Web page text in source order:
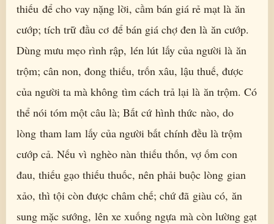
thiếu để cho vay nặng lời, cầm bán giá rẻ mạt là ăn
cướp; tích trữ đầu cơ để bán giá chợ đen là ăn cướp.
Dùng mưu mẹo rình rập, lén lút lấy của người là ăn
trộm; cân non, đong thiếu, trốn xâu, lậu thuế, được
của người ta mà không tìm cách trả lại là ăn trộm. Có
thể nói tóm một câu là; Bất cứ hình thức nào, do
lòng tham lam lấy của người bất chính đều là trộm
cướp cả. Nếu vì nghèo nàn thiếu thốn, vợ ốm con
đau, thiếu gạo thiếu thuốc, nên phải buộc lòng gian
xảo, thì tội còn được châm chế; chứ đã giàu có, ăn
sung mặc sướng, lên xe xuống ngựa mà còn lường gạt